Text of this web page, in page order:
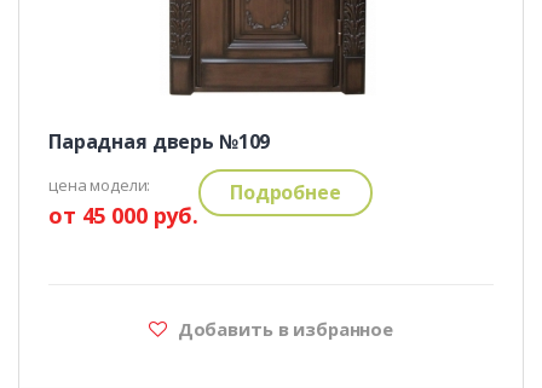
Парадная дверь №109
цена модели:
от 45 000 руб.
Подробнее
Добавить в избранное